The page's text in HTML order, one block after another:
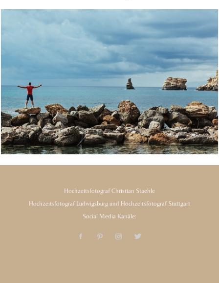
Hochzeitsfotograf Christian Staehle
Hochzeitsfotograf Ludwigsburg und Hochzeitsfotograf Stuttgart
Social Media Kanäle: